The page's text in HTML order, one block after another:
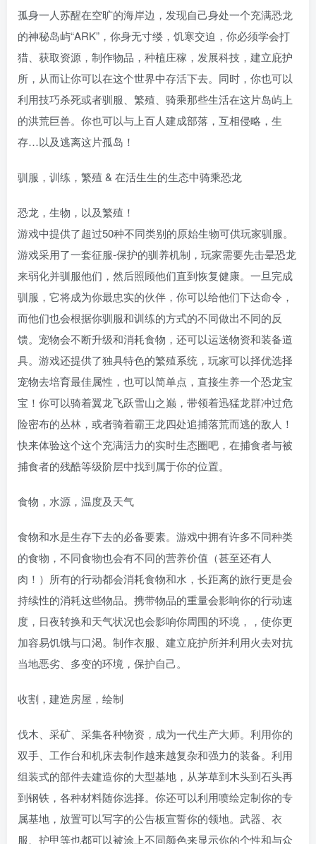
孤身一人苏醒在空旷的海岸边，发现自己身处一个充满恐龙
的神秘岛屿“ARK”，你身无寸缕，饥寒交迫，你必须学会打
猎、获取资源，制作物品，种植庄稼，发展科技，建立庇护
所，从而让你可以在这个世界中存活下去。同时，你也可以
利用技巧杀死或者驯服、繁殖、骑乘那些生活在这片岛屿上
的洪荒巨兽。你也可以与上百人建成部落，互相侵略，生
存…以及逃离这片孤岛！
驯服，训练，繁殖 & 在活生生的生态中骑乘恐龙
恐龙，生物，以及繁殖！
游戏中提供了超过50种不同类别的原始生物可供玩家驯服。
游戏采用了一套征服-保护的驯养机制，玩家需要先击晕恐龙
来弱化并驯服他们，然后照顾他们直到恢复健康。一旦完成
驯服，它将成为你最忠实的伙伴，你可以给他们下达命令，
而他们也会根据你驯服和训练的方式的不同做出不同的反
馈。宠物会不断升级和消耗食物，还可以运送物资和装备道
具。游戏还提供了独具特色的繁殖系统，玩家可以择优选择
宠物去培育最佳属性，也可以简单点，直接生养一个恐龙宝
宝！你可以骑着翼龙飞跃雪山之巅，带领着迅猛龙群冲过危
险密布的丛林，或者骑着霸王龙四处追捕落荒而逃的敌人！
快来体验这个这个充满活力的实时生态圈吧，在捕食者与被
捕食者的残酷等级阶层中找到属于你的位置。
食物，水源，温度及天气
食物和水是生存下去的必备要素。游戏中拥有许多不同种类
的食物，不同食物也会有不同的营养价值（甚至还有人
肉！）所有的行动都会消耗食物和水，长距离的旅行更是会
持续性的消耗这些物品。携带物品的重量会影响你的行动速
度，日夜转换和天气状况也会影响你周围的环境，，使你更
加容易饥饿与口渴。制作衣服、建立庇护所并利用火去对抗
当地恶劣、多变的环境，保护自己。
收割，建造房屋，绘制
伐木、采矿、采集各种物资，成为一代生产大师。利用你的
双手、工作台和机床去制作越来越复杂和强力的装备。利用
组装式的部件去建造你的大型基地，从茅草到木头到石头再
到钢铁，各种材料随你选择。你还可以利用喷绘定制你的专
属基地，放置可以写字的公告板宣誓你的领地。武器、衣
服、护甲等也都可以被涂上不同颜色来显示你的个性和与众